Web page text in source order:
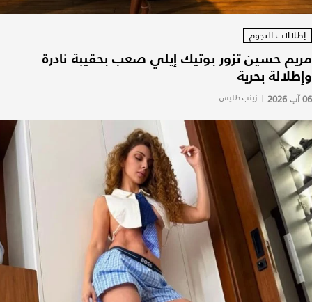
إطلالات النجوم
مريم حسين تزور بوتيك إيلي صعب بحقيبة نادرة
وإطلالة بحرية
06 آب 2026 | زينب طليس